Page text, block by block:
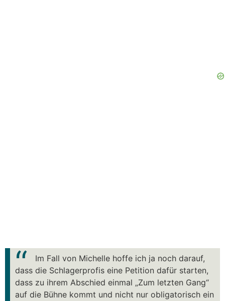
Im Fall von Michelle hoffe ich ja noch darauf,
dass die Schlagerprofis eine Petition dafür starten,
dass zu ihrem Abschied einmal „Zum letzten Gang“
auf die Bühne kommt und nicht nur obligatorisch ein